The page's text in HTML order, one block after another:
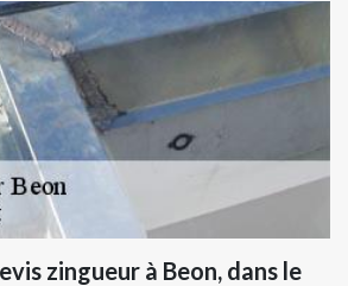
zingueur à Beon, dans le